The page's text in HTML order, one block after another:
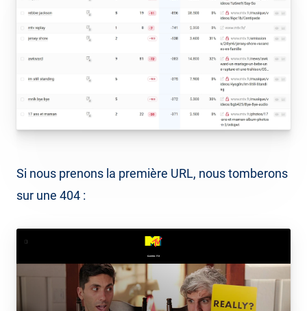
Si nous prenons la première URL, nous tomberons
sur une 404 :